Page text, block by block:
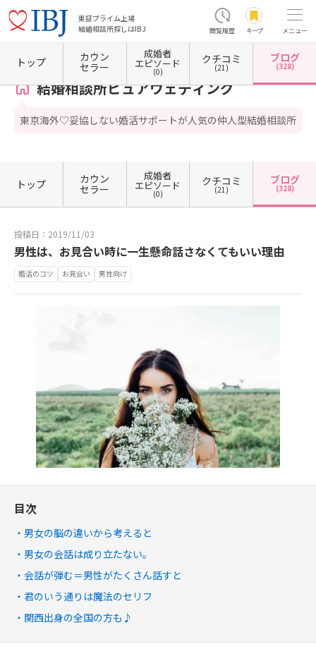
東証プライム上場
結婚相談所探しはIBJ
閲覧履歴 キープ メニュー
ホーム 東京都の結婚相談所 東京都港区 東京都港区南青山 結婚相談所ピュアウェデ
結婚相談所ピュアウェディング
東京海外♡妥協しない婚活サポートが人気の仲人型結婚相談所
トップ カウン
セラー
成婚者
エピソード
(0)
クチコミ
(21)
ブログ
(328)
トップ カウン
セラー
成婚者
エピソード
(0)
クチコミ
(21)
ブログ
(328)
投稿日：2019/11/03
男性は、お見合い時に一生懸命話さなくてもいい理由
婚活のコツ お見合い 男性向け
目次
男女の脳の違いから考えると
男女の会話は成り立たない。
会話が弾む＝男性がたくさん話すと
君のいう通りは魔法のセリフ
関西出身の全国の方も♪